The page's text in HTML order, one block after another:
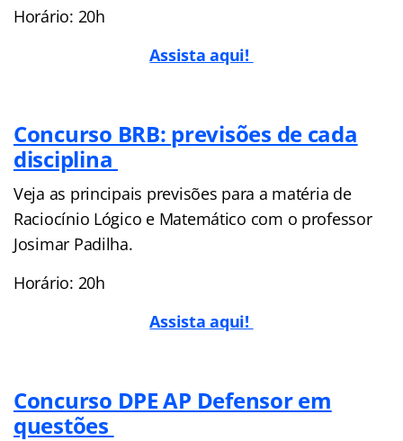
Horário: 20h
Assista aqui!
Concurso BRB: previsões de cada
disciplina
Veja as principais previsões para a matéria de
Raciocínio Lógico e Matemático com o professor
Josimar Padilha.
Horário: 20h
Assista aqui!
Concurso DPE AP Defensor em
questões